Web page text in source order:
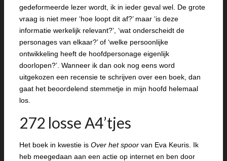
gedeformeerde lezer wordt, ik in ieder geval wel. De grote
vraag is niet meer ‘hoe loopt dit af?’ maar ‘is deze
informatie werkelijk relevant?’, ‘wat onderscheidt de
personages van elkaar?’ of ‘welke persoonlijke
ontwikkeling heeft de hoofdpersonage eigenlijk
doorlopen?’. Wanneer ik dan ook nog eens word
uitgekozen een recensie te schrijven over een boek, dan
gaat het beoordelend stemmetje in mijn hoofd helemaal
los.
272 losse A4’tjes
Het boek in kwestie is Over het spoor van Eva Keuris. Ik
heb meegedaan aan een actie op internet en ben door